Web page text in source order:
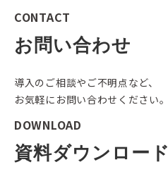
CONTACT
お問い合わせ
導入のご相談やご不明点など、
お気軽にお問い合わせください。
DOWNLOAD
資料ダウンロード